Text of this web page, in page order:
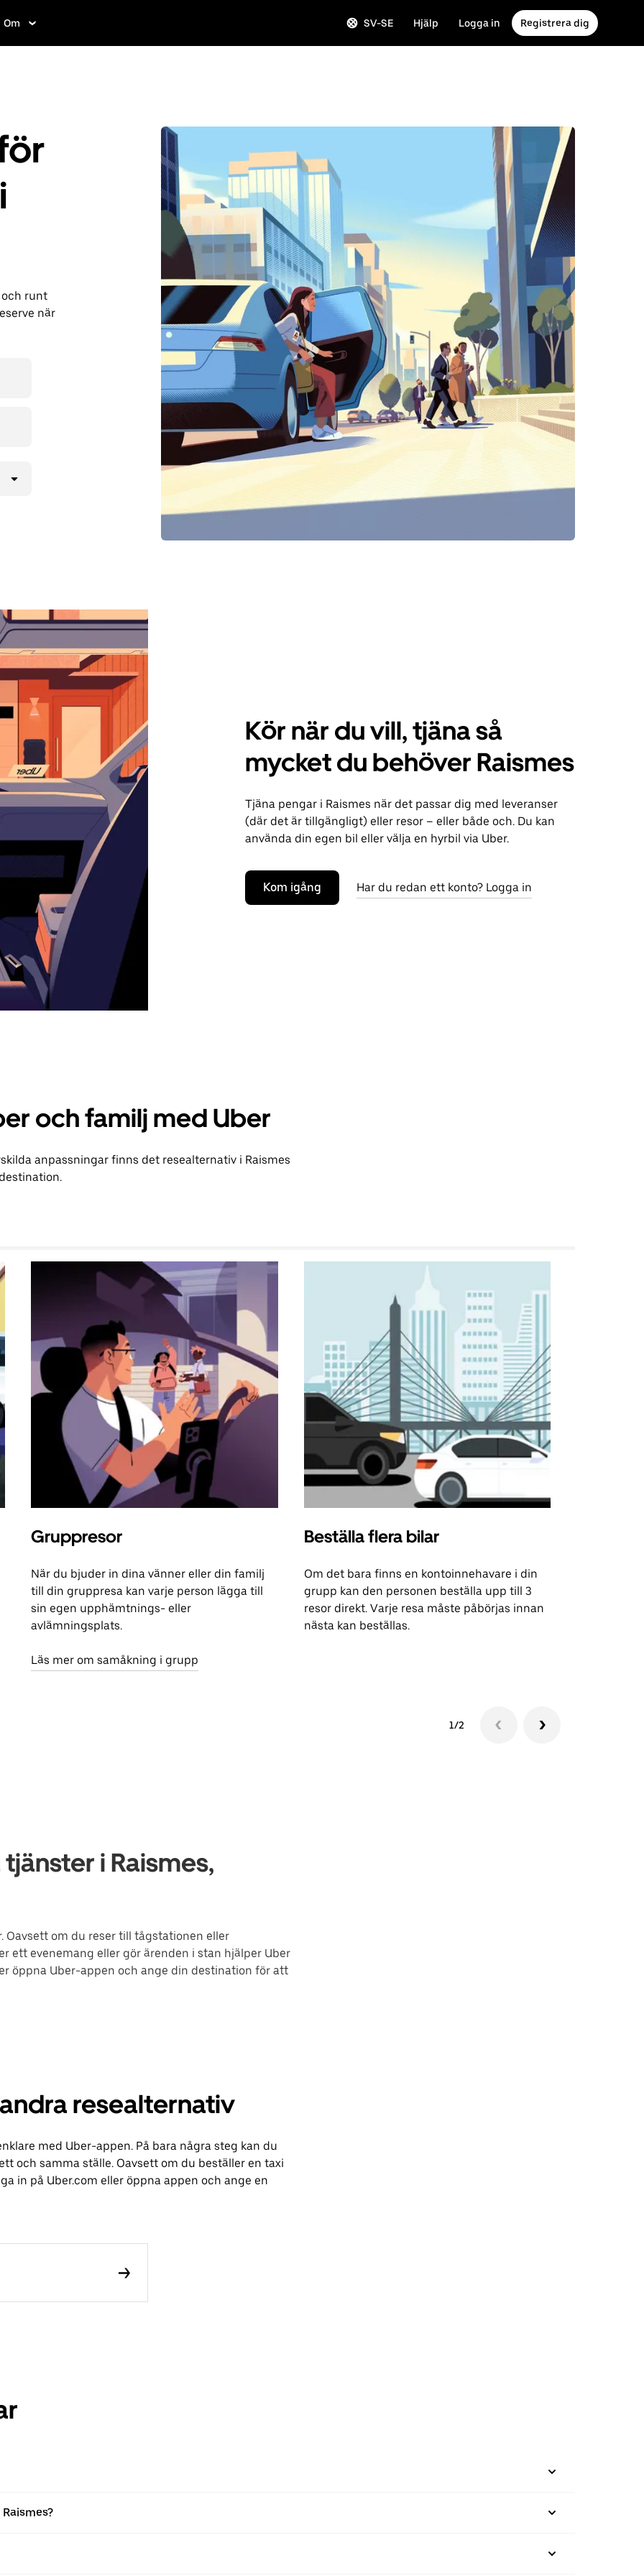
Om SV-SE Hjälp Logga in Registrera dig
runt
när
Kör när du vill, tjäna så
mycket du behöver Raismes
Tjäna pengar i Raismes när det passar dig med leveranser
(där det är tillgängligt) eller resor – eller både och. Du kan
använda din egen bil eller välja en hyrbil via Uber.
Kom igång Har du redan ett konto? Logga in
och familj med Uber
anpassningar finns det resealternativ i Raismes
Gruppresor
När du bjuder in dina vänner eller din familj
till din gruppresa kan varje person lägga till
sin egen upphämtnings- eller
avlämningsplats.
Läs mer om samåkning i grupp
Beställa flera bilar
Om det bara finns en kontoinnehavare i din
grupp kan den personen beställa upp till 3
resor direkt. Varje resa måste påbörjas innan
nästa kan beställas.
1/2
i Raismes,
Oavsett om du reser till tågstationen eller
ett evenemang eller gör ärenden i stan hjälper Uber
öppna Uber-appen och ange din destination för att
resealternativ
med Uber-appen. På bara några steg kan du
och samma ställe. Oavsett om du beställer en taxi
in på Uber.com eller öppna appen och ange en